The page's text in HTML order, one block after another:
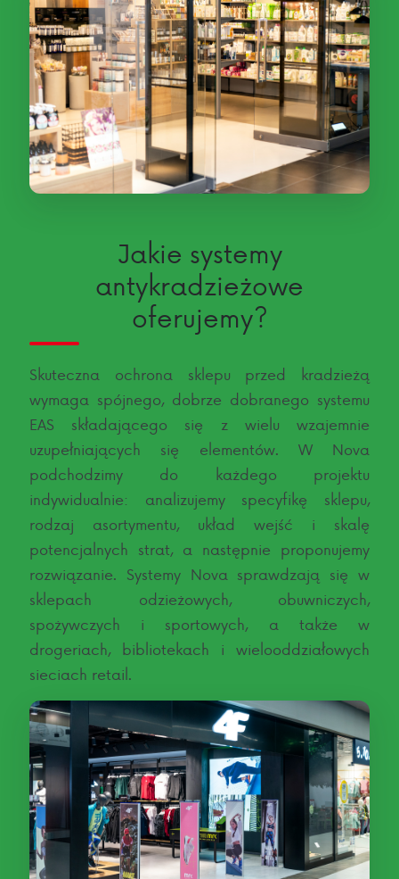
Jakie systemy
antykradzieżowe
oferujemy?
Skuteczna ochrona sklepu przed kradzieżą
wymaga spójnego, dobrze dobranego systemu
EAS składającego się z wielu wzajemnie
uzupełniających się elementów. W Nova
podchodzimy do każdego projektu
indywidualnie: analizujemy specyfikę sklepu,
rodzaj asortymentu, układ wejść i skalę
potencjalnych strat, a następnie proponujemy
rozwiązanie. Systemy Nova sprawdzają się w
sklepach odzieżowych, obuwniczych,
spożywczych i sportowych, a także w
drogeriach, bibliotekach i wielooddziałowych
sieciach retail.